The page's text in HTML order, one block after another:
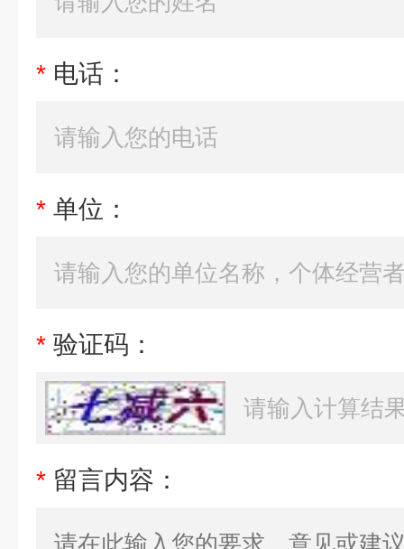
* 电话：
* 单位：
* 验证码：
* 留言内容：